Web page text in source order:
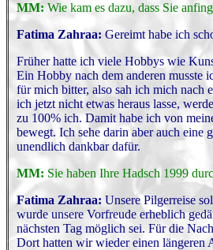
MM: Wie kam es dazu, dass Sie
Fatima Zahraa: Gereimt habe ich
Früher hatte ich viele Hobbys wie
Ein Hobby nach dem anderen musste
für mich bitter, also sah ich mich nach
ich jetzt nicht etwas heraus lasse,
zu 100% ich. Damit habe ich von
bewegt. Ich sehe darin aber auch
unendlich dankbar dafür.
MM: Sie haben Ihre Hadsch 1999
Fatima Zahraa: Unsere Pilgerreise
wurde unsere Vorfreude erheblich
nächsten Tag möglich sei. Für die
Dort hatten wir wieder einen längeren